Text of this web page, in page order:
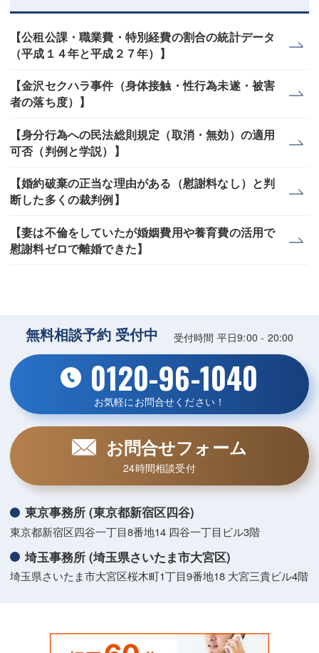
【公租公課・職業費・特別経費の割合の統計データ
（平成１４年と平成２７年）】
【金沢セクハラ事件（身体接触・性行為未遂・被害
者の落ち度）】
【身分行為への民法総則規定（取消・無効）の適用
可否（判例と学説）】
【婚約破棄の正当な理由がある（慰謝料なし）と判
断した多くの裁判例】
【妻は不倫をしていたが婚姻費用や養育費の活用で
慰謝料ゼロで離婚できた】
無料相談予約 受付中 受付時間 平日9:00 - 20:00
0120-96-1040
お気軽にお問合せください！
お問合せフォーム
24時間相談受付
東京事務所 (東京都新宿区四谷)
東京都新宿区四谷一丁目8番地14 四谷一丁目ビル3階
埼玉事務所 (埼玉県さいたま市大宮区)
埼玉県さいたま市大宮区桜木町1丁目9番地18 大宮三貴ビル4階